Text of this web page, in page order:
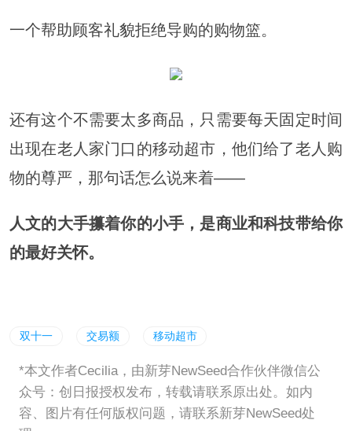
一个帮助顾客礼貌拒绝导购的购物篮。
还有这个不需要太多商品，只需要每天固定时间
出现在老人家门口的移动超市，他们给了老人购
物的尊严，那句话怎么说来着——
人文的大手攥着你的小手， 是商业和科技带给你
的最好关怀。
双十一 交易额 移动超市
*本文作者Cecilia，由新芽NewSeed合作伙伴微信公
众号：创日报授权发布，转载请联系原出处。如内
容、图片有任何版权问题，请联系新芽NewSeed处